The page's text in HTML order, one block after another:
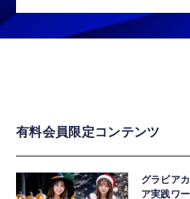
有料会員限定コンテンツ
グラビア
ア実践ワ